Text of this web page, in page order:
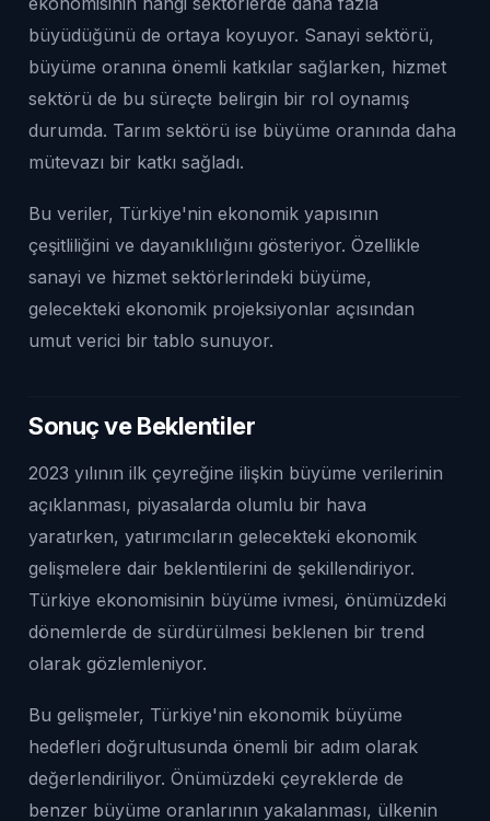
büyüdüğünü de ortaya koyuyor. Sanayi sektörü,
büyüme oranına önemli katkılar sağlarken, hizmet
sektörü de bu süreçte belirgin bir rol oynamış
durumda. Tarım sektörü ise büyüme oranında daha
mütevazı bir katkı sağladı.
Bu veriler, Türkiye'nin ekonomik yapısının
çeşitliliğini ve dayanıklılığını gösteriyor. Özellikle
sanayi ve hizmet sektörlerindeki büyüme,
gelecekteki ekonomik projeksiyonlar açısından
umut verici bir tablo sunuyor.
Sonuç ve Beklentiler
2023 yılının ilk çeyreğine ilişkin büyüme verilerinin
açıklanması, piyasalarda olumlu bir hava
yaratırken, yatırımcıların gelecekteki ekonomik
gelişmelere dair beklentilerini de şekillendiriyor.
Türkiye ekonomisinin büyüme ivmesi, önümüzdeki
dönemlerde de sürdürülmesi beklenen bir trend
olarak gözlemleniyor.
Bu gelişmeler, Türkiye'nin ekonomik büyüme
hedefleri doğrultusunda önemli bir adım olarak
değerlendiriliyor. Önümüzdeki çeyreklerde de
benzer büyüme oranlarının yakalanması, ülkenin